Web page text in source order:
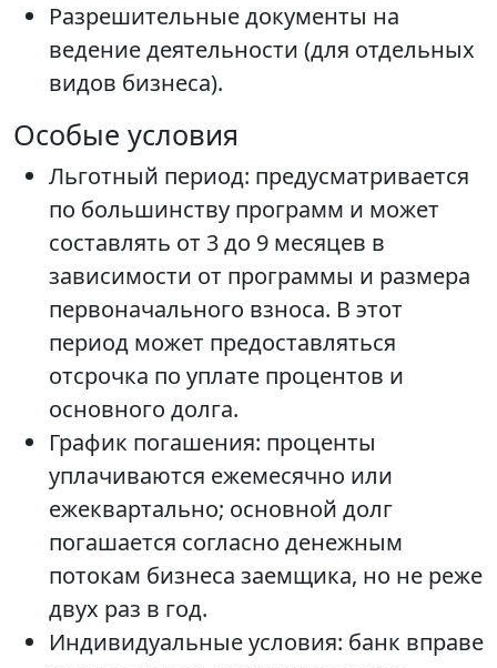
Разрешительные документы на
ведение деятельности (для отдельных
видов бизнеса).
Особые условия
Льготный период: предусматривается
по большинству программ и может
составлять от 3 до 9 месяцев в
зависимости от программы и размера
первоначального взноса. В этот
период может предоставляться
отсрочка по уплате процентов и
основного долга.
График погашения: проценты
уплачиваются ежемесячно или
ежеквартально; основной долг
погашается согласно денежным
потокам бизнеса заемщика, но не реже
двух раз в год.
Индивидуальные условия: банк вправе